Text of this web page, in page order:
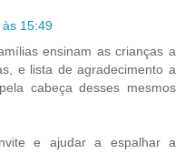
15:49
ensinam as crianças a
e lista de agradecimento a
cabeça desses mesmos
e ajudar a espalhar a